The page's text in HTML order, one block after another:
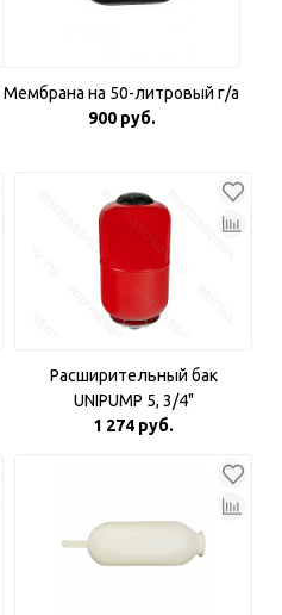
Мембрана на 50-литровый г/а
900 руб.
Расширительный бак
UNIPUMP 5, 3/4"
1 274 руб.